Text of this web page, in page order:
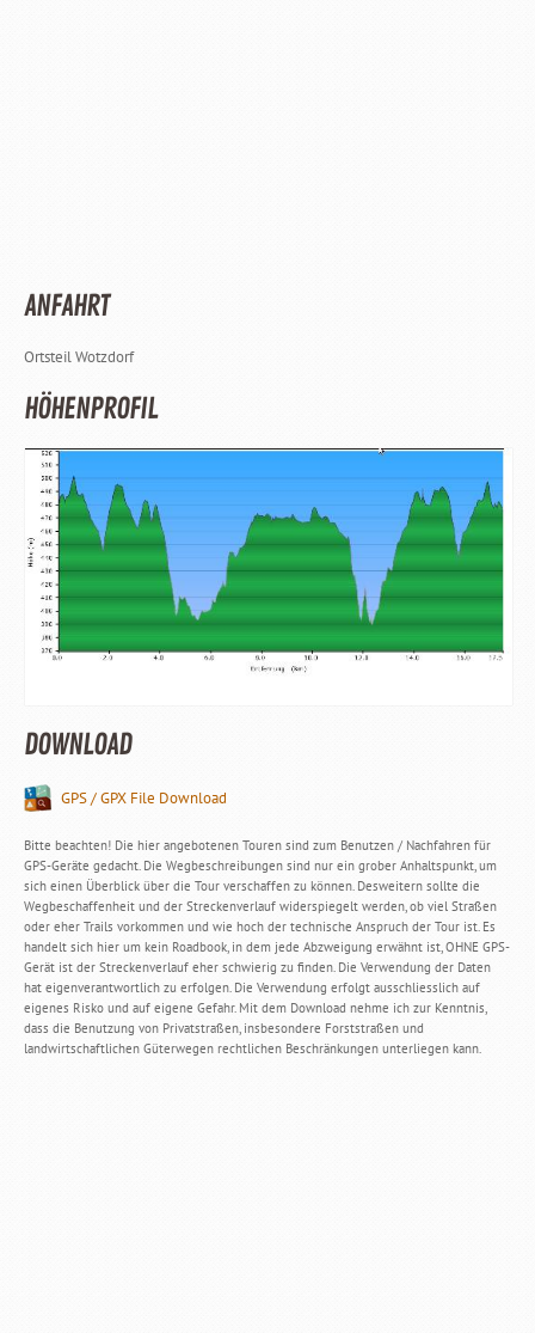
ANFAHRT
Ortsteil Wotzdorf
HÖHENPROFIL
DOWNLOAD
GPS / GPX File Download
Bitte beachten! Die hier angebotenen Touren sind zum Benutzen / Nachfahren für
GPS-Geräte gedacht. Die Wegbeschreibungen sind nur ein grober Anhaltspunkt, um
sich einen Überblick über die Tour verschaffen zu können. Desweitern sollte die
Wegbeschaffenheit und der Streckenverlauf widerspiegelt werden, ob viel Straßen
oder eher Trails vorkommen und wie hoch der technische Anspruch der Tour ist. Es
handelt sich hier um kein Roadbook, in dem jede Abzweigung erwähnt ist, OHNE GPS-
Gerät ist der Streckenverlauf eher schwierig zu finden. Die Verwendung der Daten
hat eigenverantwortlich zu erfolgen. Die Verwendung erfolgt ausschliesslich auf
eigenes Risko und auf eigene Gefahr. Mit dem Download nehme ich zur Kenntnis,
dass die Benutzung von Privatstraßen, insbesondere Forststraßen und
landwirtschaftlichen Güterwegen rechtlichen Beschränkungen unterliegen kann.